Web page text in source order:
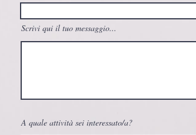
Scrivi qui il tuo messaggio...
A quale attività sei interessato/a?